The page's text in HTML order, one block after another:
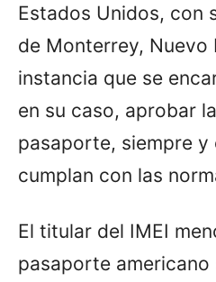
Estados Unidos, con
de Monterrey, Nuevo
instancia que se
en su caso, aprobar
pasaporte, siempre y
cumplan con las
El titular del IMEI
pasaporte